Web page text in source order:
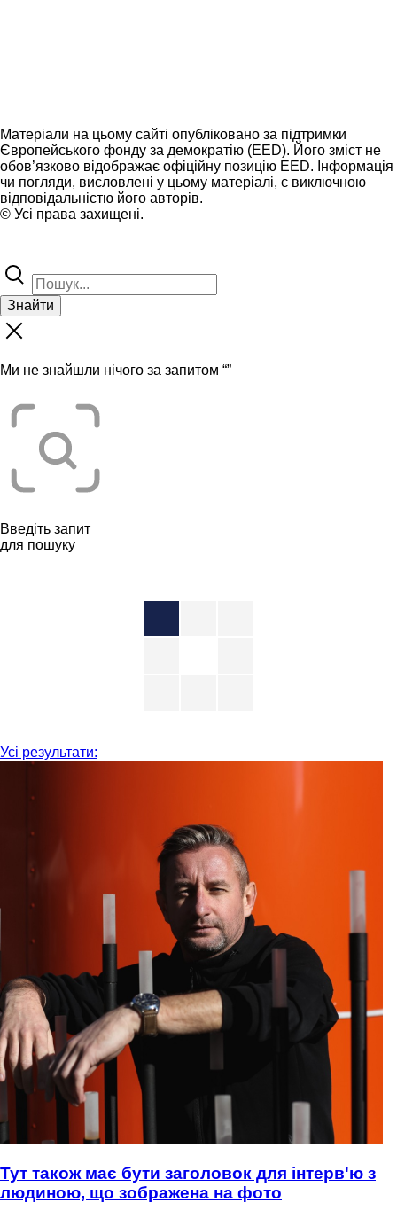
Матеріали на цьому сайті опубліковано за підтримки
Європейського фонду за демократію (EED). Його зміст не
обов’язково відображає офіційну позицію EED. Інформація
чи погляди, висловлені у цьому матеріалі, є виключною
відповідальністю його авторів.
© Усі права захищені.
Знайти
Ми не знайшли нічого за запитом “”
Введіть запит
для пошуку
Усі результати:
Тут також має бути заголовок для інтерв'ю з
людиною, що зображена на фото